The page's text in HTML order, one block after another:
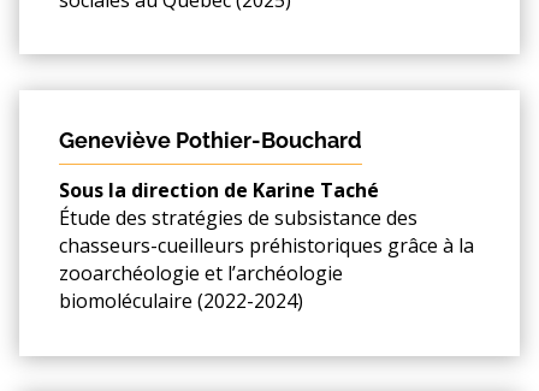
Geneviève Pothier-Bouchard
Sous la direction de Karine Taché
Étude des stratégies de subsistance des
chasseurs-cueilleurs préhistoriques grâce à la
zooarchéologie et l’archéologie
biomoléculaire (2022-2024)